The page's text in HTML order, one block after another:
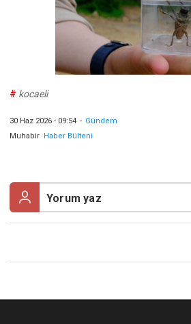
# kocaeli
30 Haz 2026 - 09:54 - Gündem
Muhabir Haber Bülteni